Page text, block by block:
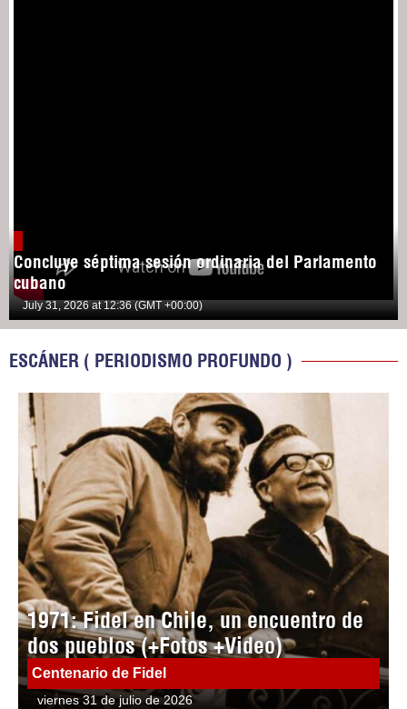
Concluye séptima sesión ordinaria del Parlamento
cubano
July 31, 2026 at 12:36 (GMT +00:00)
ESCÁNER ( PERIODISMO PROFUNDO )
1971: Fidel en Chile, un encuentro de
dos pueblos (+Fotos +Video)
Centenario de Fidel
viernes 31 de julio de 2026